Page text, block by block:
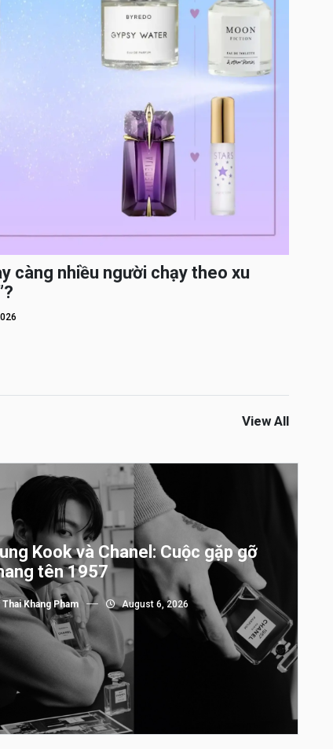
càng nhiều người chạy theo xu
View All
Kook và Chanel: Cuộc gặp gỡ
tên 1957
Thai Khang Pham August 6, 2026